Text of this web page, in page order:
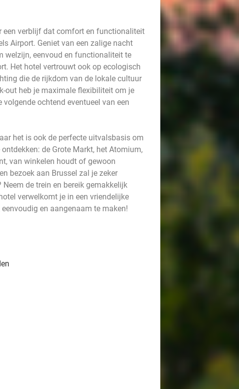
een verblijf dat comfort en functionaliteit
Airport. Geniet van een zalige nacht
welzijn, eenvoud en functionaliteit te
Het hotel vertrouwt ook op ecologisch
die de rijkdom van de lokale cultuur
out heb je maximale flexibiliteit om je
ochtend eventueel van een
het is ook de perfecte uitvalsbasis om
de Grote Markt, het Atomium,
van winkelen houdt of gewoon
bezoek aan Brussel zal je zeker
de trein en bereik gemakkelijk
verwelkomt je in een vriendelijke
en aangenaam te maken!